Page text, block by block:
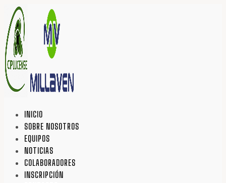
INICIO
SOBRE NOSOTROS
EQUIPOS
NOTICIAS
COLABORADORES
INSCRIPCIÓN